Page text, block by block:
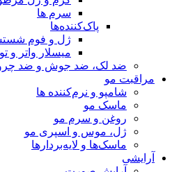
سرم ها
پاک‌کننده‌ها
ژل و فوم
میسلار واتر و
ضد لک، ضد جوش و ضد
مراقبت مو
شامپو و نرم‌کننده ها
ماسک مو
روغن و سرم مو
ژل، موس و اسپری مو
ماسک‌ها و لایه‌بردارها
آرایشی